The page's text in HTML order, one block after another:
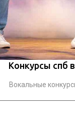
Конкурсы спб
Вокальные